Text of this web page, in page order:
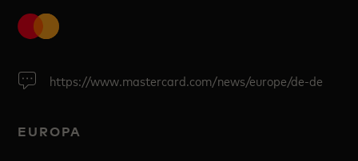
https://www.mastercard.com/news/europe/de-de
EUROPA